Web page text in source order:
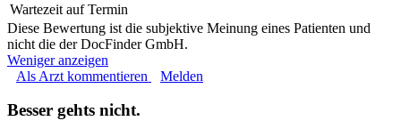
Wartezeit auf Termin
Diese Bewertung ist die subjektive Meinung eines Patienten und
nicht die der DocFinder GmbH.
Weniger anzeigen
Als Arzt kommentieren
Melden
Besser gehts nicht.